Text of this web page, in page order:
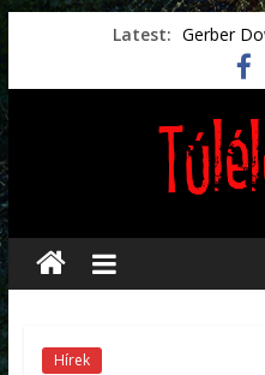
Latest: Gerber
Svéd
Préselt
Hírek